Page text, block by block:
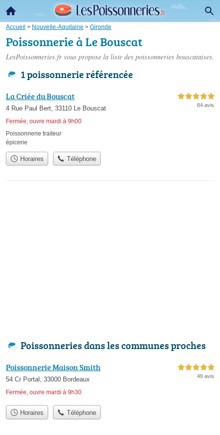
Accueil > Nouvelle-Aquitaine > Gironde
Poissonnerie à Le Bouscat
LesPoissonneries.fr vous propose la liste des poissonneries bouscataises.
1 poissonnerie référencée
La Criée du Bouscat
4 Rue Paul Bert, 33110 Le Bouscat
Fermée, ouvre mardi à 9h00
5,0 étoiles sur 5
84 avis
Poissonnerie traiteur
épicerie
Horaires Téléphone
Poissonneries dans les communes proches
Poissonnerie Maison Smith
54 Cr Portal, 33000 Bordeaux
Fermée, ouvre mardi à 9h30
5,0 étoiles sur 5
49 avis
Horaires Téléphone